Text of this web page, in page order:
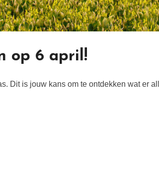
op 6 april!
Dit is jouw kans om te ontdekken wat er